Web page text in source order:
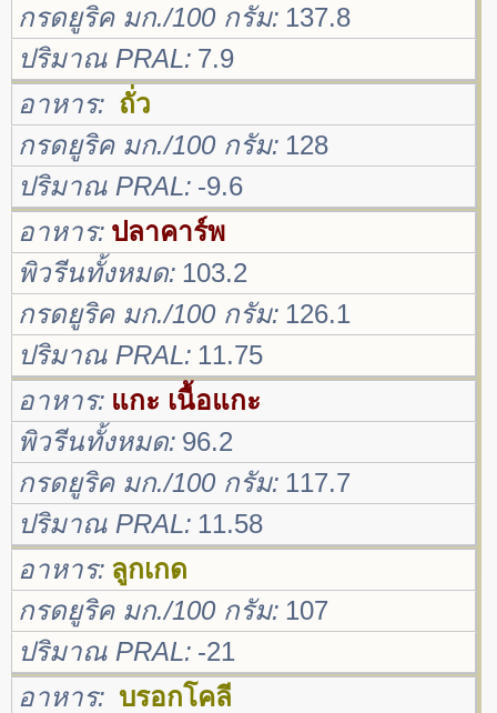
กรดยูริค มก./100 กรัม 137.8
ปริมาณ PRAL 7.9
อาหาร
ถั่ว
กรดยูริค มก./100 กรัม 128
ปริมาณ PRAL -9.6
อาหาร ปลาคาร์พ
พิวรีนทั้งหมด 103.2
กรดยูริค มก./100 กรัม 126.1
ปริมาณ PRAL 11.75
อาหาร แกะ เนื้อแกะ
พิวรีนทั้งหมด 96.2
กรดยูริค มก./100 กรัม 117.7
ปริมาณ PRAL 11.58
อาหาร ลูกเกด
กรดยูริค มก./100 กรัม 107
ปริมาณ PRAL -21
อาหาร
บรอกโคลี